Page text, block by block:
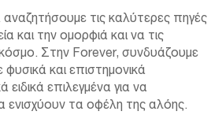
τις καλύτερες πηγές
και την ομορφιά και να τις
Στην Forever, συνδυάζουμε
και επιστημονικά
επιλεγμένα για να
τα οφέλη της αλόης.